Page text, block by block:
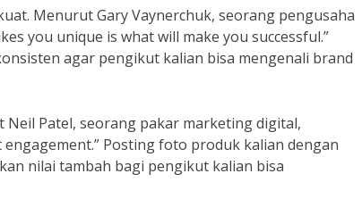
Menurut Gary Vaynerchuk, seorang pengusaha
you unique is what will make you successful.”
agar pengikut kalian bisa mengenali brand
Patel, seorang pakar marketing digital,
Posting foto produk kalian dengan
nilai tambah bagi pengikut kalian bisa